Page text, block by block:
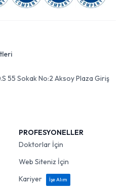
55 Sokak No:2 Aksoy Plaza Giriş
PROFESYONELLER
Doktorlar İçin
Web Siteniz İçin
Kariyer
İşe Alım